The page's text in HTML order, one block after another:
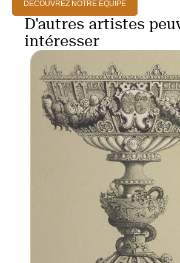
DÉCOUVREZ NOTRE ÉQUIPE
D'autres artistes
intéresser